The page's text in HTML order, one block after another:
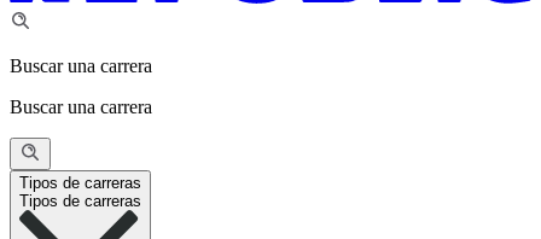
Buscar una carrera
Buscar una carrera
Tipos de carreras
Tipos de carreras